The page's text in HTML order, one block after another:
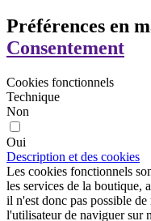
Préférences en
Consentement
Cookies fonctionnels
Technique
Non
Oui
Description et des cookies
Les cookies fonctionnels
les services de la boutique,
il n'est donc pas possible
l'utilisateur de naviguer sur